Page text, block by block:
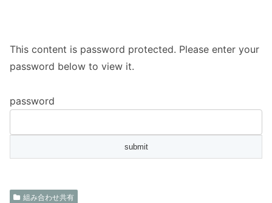
This content is password protected. Please enter your
password below to view it.
password
組み合わせ共有